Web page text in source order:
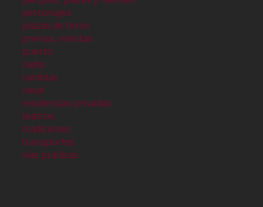
personajes
plazas de toros
prensa, revistas
puerto
radio
ramblas
raval
residencias privadas
teatros
tradiciones
transportes
vias publicas